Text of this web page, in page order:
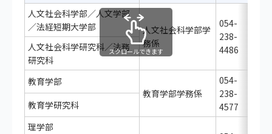
人文社会科学部／人文学部
／法経短期大学部
人文社会科学部学
務係
054-
238-
4486
人文社会科学研究科／法務
研究科
教育学部
教育学部学務係
054-
238-
4577
教育学研究科
理学部
スクロールできます